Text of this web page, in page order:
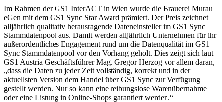
Im Rahmen der GS1 InterACT in Wien wurde die Brauerei Murau
eGen mit dem GS1 Sync Star Award prämiert. Der Preis zeichnet
alljährlich qualitativ herausragende Dateneinsteller im GS1 Sync
Stammdatenpool aus. Damit werden alljährlich Unternehmen für ihr
außerordentliches Engagement rund um die Datenqualität im GS1
Sync Stammdatenpool vor den Vorhang geholt. Dies zeigt sich laut
GS1 Austria Geschäftsführer Mag. Gregor Herzog vor allem daran,
„dass die Daten zu jeder Zeit vollständig, korrekt und in der
aktuellsten Version dem Handel über GS1 Sync zur Verfügung
gestellt werden. Nur so kann eine reibungslose Warenübernahme
oder eine Listung in Online-Shops garantiert werden.“